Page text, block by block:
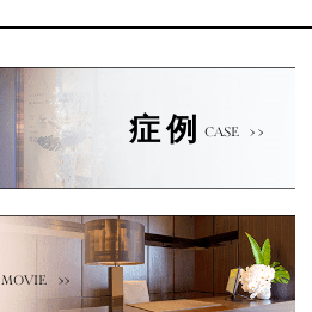
症例 CASE
MOVIE